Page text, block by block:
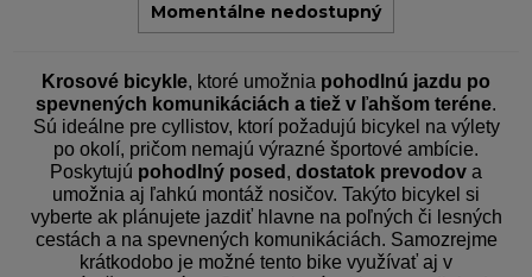
Momentálne nedostupný
Krosové bicykle, ktoré umožnia pohodlnú jazdu po
spevnených komunikáciách a tiež v ľahšom teréne.
Sú ideálne pre cyllistov, ktorí požadujú bicykel na výlety
po okolí, pričom nemajú výrazné športové ambície.
Poskytujú pohodlný posed , dostatok prevodov a
umožnia aj ľahkú montáž nosičov. Takýto bicykel si
vyberte ak plánujete jazdiť hlavne na poľných či lesných
cestách a na spevnených komunikáciách. Samozrejme
krátkodobo je možné tento bike využívať aj v